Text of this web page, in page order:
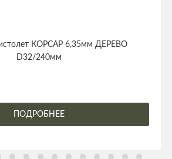
КОРСАР 6,35мм ДЕРЕВО
D32/240мм
ПОДРОБНЕЕ